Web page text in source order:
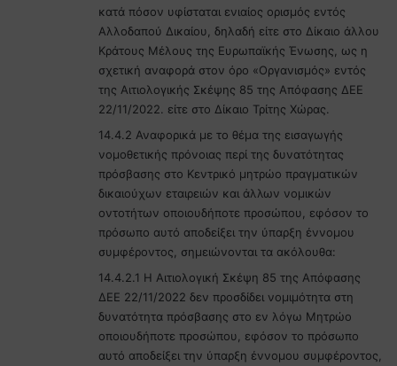
κατά πόσον υφίσταται ενιαίος ορισμός εντός
Αλλοδαπού Δικαίου, δηλαδή είτε στο Δίκαιο άλλου
Κράτους Μέλους της Ευρωπαϊκής Ένωσης, ως η
σχετική αναφορά στον όρο «Οργανισμός» εντός
της Αιτιολογικής Σκέψης 85 της Απόφασης ΔΕΕ
22/11/2022. είτε στο Δίκαιο Τρίτης Χώρας.
14.4.2 Αναφορικά με το θέμα της εισαγωγής
νομοθετικής πρόνοιας περί της δυνατότητας
πρόσβασης στο Κεντρικό μητρώο πραγματικών
δικαιούχων εταιρειών και άλλων νομικών
οντοτήτων οποιουδήποτε προσώπου, εφόσον το
πρόσωπο αυτό αποδείξει την ύπαρξη έννομου
συμφέροντος, σημειώνονται τα ακόλουθα:
14.4.2.1 H Αιτιολογική Σκέψη 85 της Απόφασης
ΔΕΕ 22/11/2022 δεν προσδίδει νομιμότητα στη
δυνατότητα πρόσβασης στο εν λόγω Μητρώο
οποιουδήποτε προσώπου, εφόσον το πρόσωπο
αυτό αποδείξει την ύπαρξη έννομου συμφέροντος,